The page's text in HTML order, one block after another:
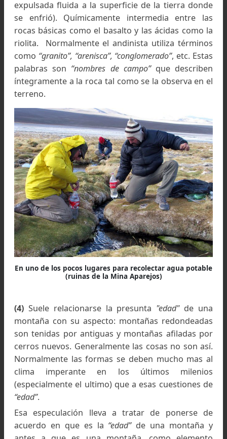
Tal vez el actual aspecto "redondeado"de los
puneños de La Rioja y Catamarca se debe a
larga incapacidad del medio ambiente de
esa enorme cantidad de escombro.
clima parece demasiado seco y no hay fuerza
remover la piedra de las laderas, que
adosada a la montaña sepultando todas
irregularidades.
Sin embargo no todo es tan simple. Porque
material aparentemente inerte sufre una
evolución según sus propias leyes. En la
sobre los 4500 mts. hay suelos
congelados, permafrost. La combinación de
humedad (combinados en superficie con
descongelamiento de la parte superficial del
capa activa - ) la abundancia de sales, los
términos, provocan interesantes fenómenos.
Sobre esa cáscara de material suelto
transcurre la mayor parte de las excursiones.
expulsada fluida a la superficie de la tierra
se enfrió). Químicamente intermedia entre
rocas básicas como el basalto y las ácidas
riolita. Normalmente el andinista utiliza
como
“granito”, “arenisca”, “conglomerado”, etc.
palabras son“nombres de campo”que
íntegramente a la roca tal como se la observa
terreno.